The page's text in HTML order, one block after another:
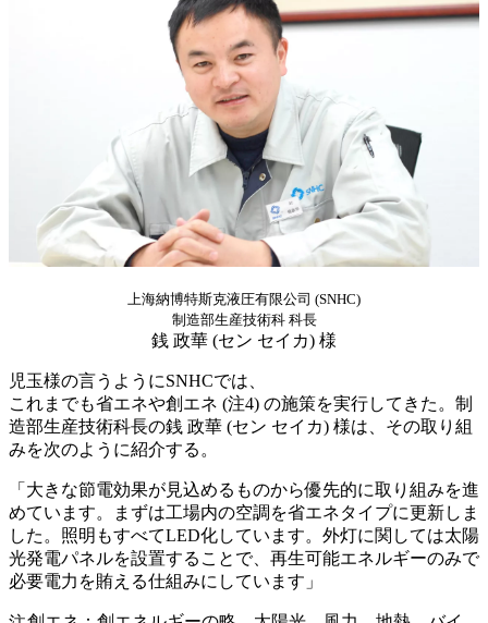
上海納博特斯克液圧有限公司 (SNHC)
制造部生産技術科 科長
銭 政華 (セン セイカ) 様
児玉様の言うようにSNHCでは、
これまでも省エネや創エネ (注4) の施策を実行してきた。制
造部生産技術科長の銭 政華 (セン セイカ) 様は、その取り組
みを次のように紹介する。
「大きな節電効果が見込めるものから優先的に取り組みを進
めています。まずは工場内の空調を省エネタイプに更新しま
した。照明もすべてLED化しています。外灯に関しては太陽
光発電パネルを設置することで、再生可能エネルギーのみで
必要電力を賄える仕組みにしています」